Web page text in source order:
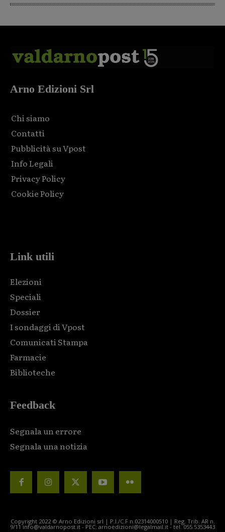
Arno Edizioni Srl
Chi siamo
Contatti
Pubblicità su Vpost
Info Legali
Privacy Policy
Cookie Policy
Link utili
Elezioni
Speciali
Dossier
I sondaggi di Vpost
Comunicati Stampa
Farmacie
Biblioteche
Feedback
Segnala un errore
Segnala una notizia
Copyright 2022 © Arno Edizioni srl | P.I./C.F n.02314000510 | Reg. Trib. AR n.
9/11 info@valdarnopost.it - PEC: arnoedizioni@legalmail.it - tel. 055.5353443